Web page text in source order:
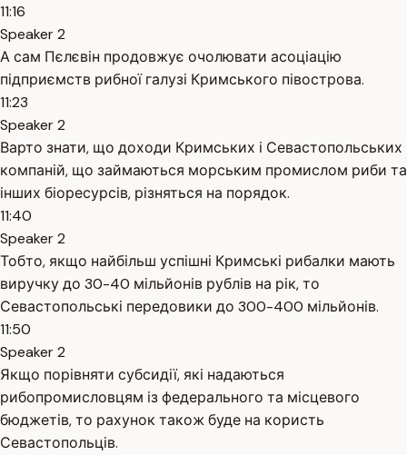
11:16
Speaker 2
А сам Пєлєвін продовжує очолювати асоціацію
підприємств рибної галузі Кримського півострова.
11:23
Speaker 2
Варто знати, що доходи Кримських і Севастопольських
компаній, що займаються морським промислом риби та
інших біоресурсів, різняться на порядок.
11:40
Speaker 2
Тобто, якщо найбільш успішні Кримські рибалки мають
виручку до 30-40 мільйонів рублів на рік, то
Севастопольські передовики до 300-400 мільйонів.
11:50
Speaker 2
Якщо порівняти субсидії, які надаються
рибопромисловцям із федерального та місцевого
бюджетів, то рахунок також буде на користь
Севастопольців.